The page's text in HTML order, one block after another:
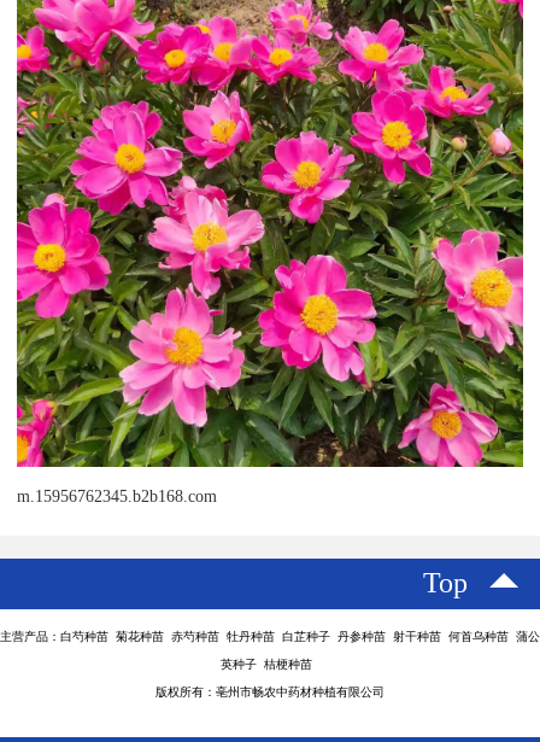
m.15956762345.b2b168.com
Top
主营产品：白芍种苗 菊花种苗 赤芍种苗 牡丹种苗 白芷种子 丹参种苗 射干种苗 何首乌种苗 蒲公
英种子 桔梗种苗
版权所有：亳州市畅农中药材种植有限公司